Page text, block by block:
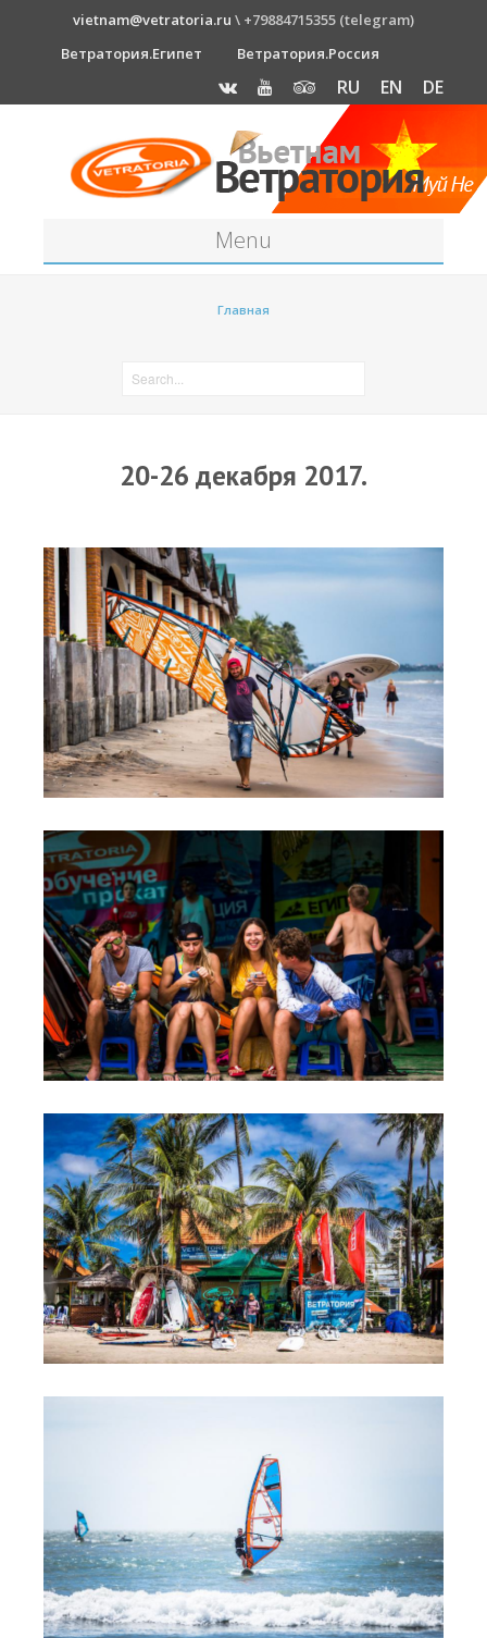
vietnam@vetratoria.ru \ +79884715355 (telegram)
Ветратория.Египет
Ветратория.Россия
RU EN DE
Menu
RRD Russian Cup
Новости
Медиа
Фото
Видео
Места катания
Наши станции
Ветратория.Дахаб
Ветратория Россия
Ветратория.Вьетнам
Цены
Обучение Виндсерфингу
Прокат виндсерфинга и винг фойла
Классический серфинг и SUP
Продажа оборудования
Обучение кайтсерфингу
Система скидок
Обучение Wing Foil
Главная
20-26 декабря 2017.